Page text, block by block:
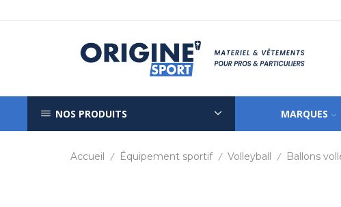
NOS PRODUITS MARQUES
Accueil / Équipement sportif / Volleyball / Ballons